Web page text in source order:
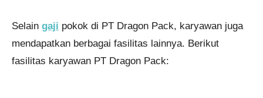
Selain gaji pokok di PT Dragon Pack, karyawan juga
mendapatkan berbagai fasilitas lainnya. Berikut
fasilitas karyawan PT Dragon Pack: